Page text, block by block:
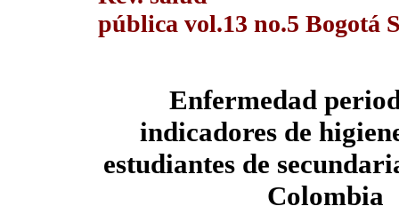
pública vol.13 no.5 Bogotá
Enfermedad
indicadores de
estudiantes de
Colombia